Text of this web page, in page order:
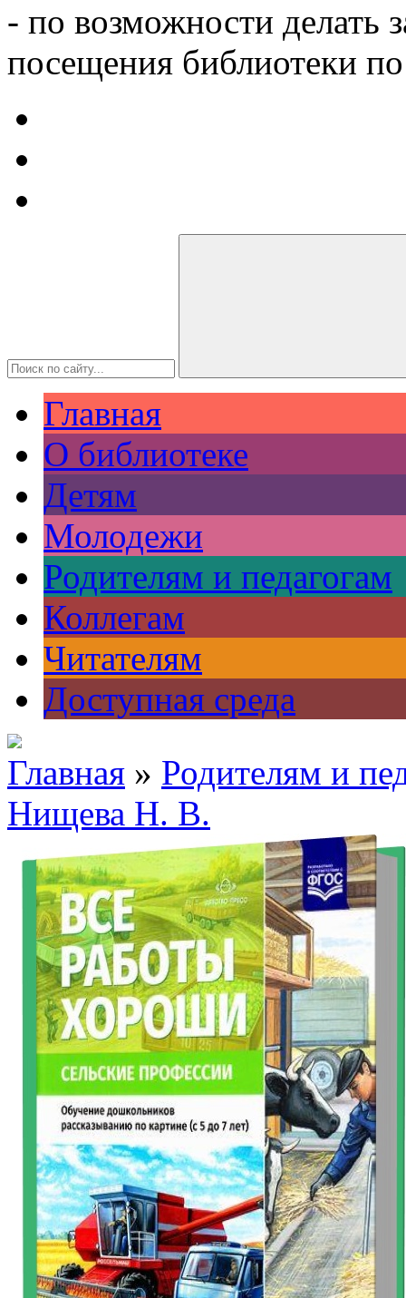
- по возможности делать
посещения библиотеки
Главная
О библиотеке
Детям
Молодежи
Родителям и педагогам
Коллегам
Читателям
Доступная среда
Главная » Родителям и
Нищева Н. В.